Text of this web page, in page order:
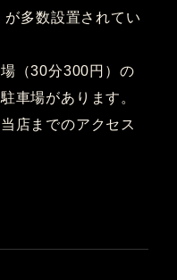
多数設置されてい
（30分300円）の
車場があります。
店までのアクセス